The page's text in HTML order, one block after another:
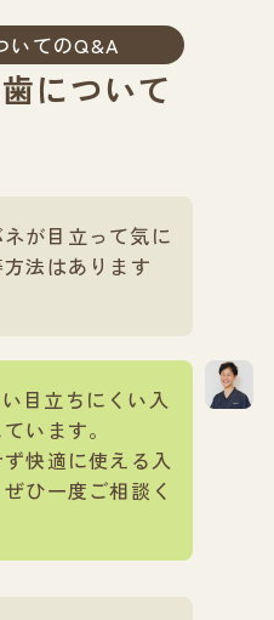
いてのQ&A
について
が目立って気に
法はあります
目立ちにくい入
います。
快適に使える入
ひ一度ご相談く